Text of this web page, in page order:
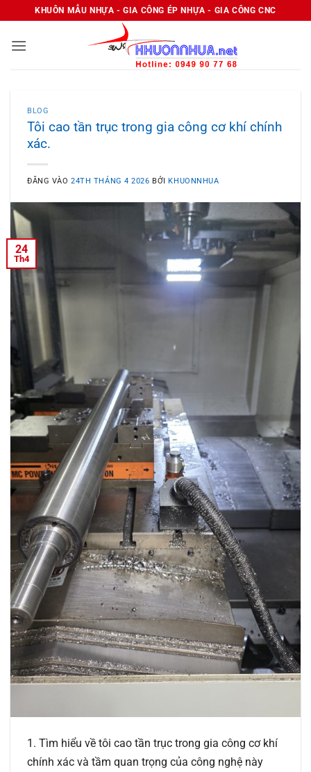
qua
nội
KHUÔN MẪU NHỰA - GIA CÔNG ÉP NHỰA - GIA CÔNG CNC
BLOG
Tôi cao tần trục trong gia công cơ khí chính
xác.
ĐĂNG VÀO24TH THÁNG 4 2026 BỞIKHUONNHUA
24
Th4
1. Tìm hiểu về tôi cao tần trục trong gia công cơ khí
chính xác và tầm quan trọng của công nghệ này